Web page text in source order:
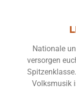
Nationale
versorgen
Volksmusik